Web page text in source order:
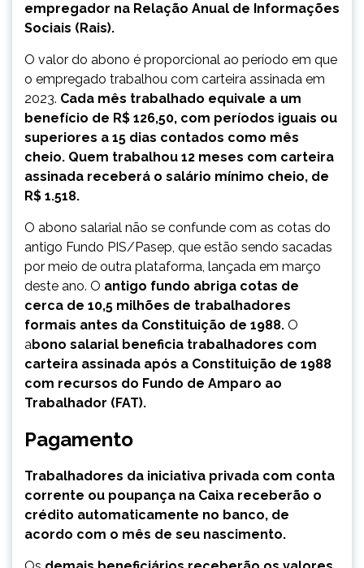
empregador na Relação Anual de Informações
Sociais (Rais).
O valor do abono é proporcional ao período em que
o empregado trabalhou com carteira assinada em
2023. Cada mês trabalhado equivale a um
benefício de R$ 126,50, com períodos iguais ou
superiores a 15 dias contados como mês
cheio. Quem trabalhou 12 meses com carteira
assinada receberá o salário mínimo cheio, de
R$ 1.518.
O abono salarial não se confunde com as cotas do
antigo Fundo PIS/Pasep, que estão sendo sacadas
por meio de outra plataforma, lançada em março
deste ano. O antigo fundo abriga cotas de
cerca de 10,5 milhões de trabalhadores
formais antes da Constituição de 1988. O
abono salarial beneficia trabalhadores com
carteira assinada após a Constituição de 1988
com recursos do Fundo de Amparo ao
Trabalhador (FAT).
Pagamento
Trabalhadores da iniciativa privada com conta
corrente ou poupança na Caixa receberão o
crédito automaticamente no banco, de
acordo com o mês de seu nascimento.